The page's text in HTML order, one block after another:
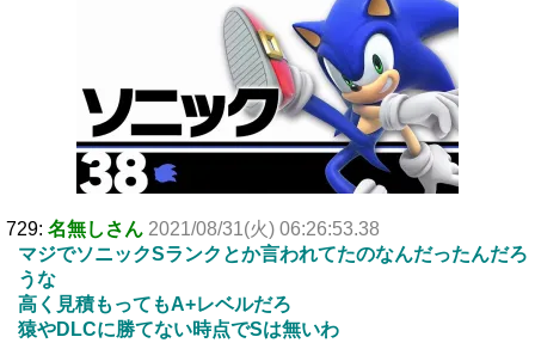
729: 名無しさん 2021/08/31(火) 06:26:53.38
マジでソニックSランクとか言われてたのなんだったんだろ
うな
高く見積もってもA+レベルだろ
猿やDLCに勝てない時点でSは無いわ